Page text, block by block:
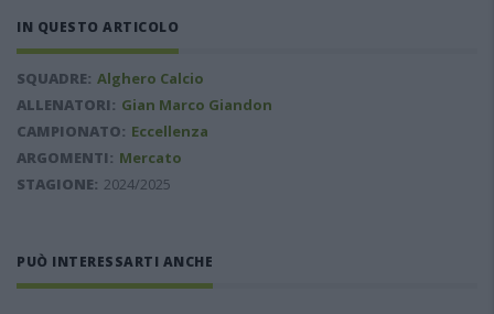
IN QUESTO ARTICOLO
SQUADRE: Alghero Calcio
ALLENATORI: Gian Marco Giandon
CAMPIONATO: Eccellenza
ARGOMENTI: Mercato
STAGIONE: 2024/2025
PUÒ INTERESSARTI ANCHE